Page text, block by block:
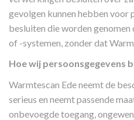
gevolgen kunnen hebben voor
besluiten die worden
of -systemen, zonder dat
Hoe wij persoonsgegevens
Warmtescan Ede neemt de
serieus en neemt passende
onbevoegde toegang,